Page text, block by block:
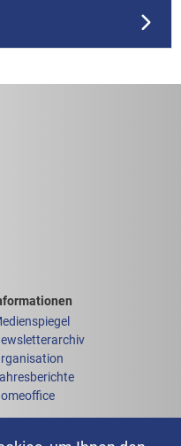
Links
zu weiteren